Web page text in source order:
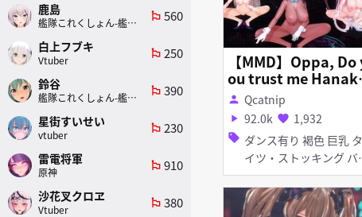
【MMD】Oppa, Do
ou trust me Hanako
xNonomixKarinxAsu
na
person Qcatnip
play_arrow 92.0k favorite 1,932
sell ダンス有り 褐色 巨乳 タ
イツ・ストッキング バニ
ーガール
鹿島
艦隊これくしょん-艦これ-
emoji_flags 560
白上フブキ
Vtuber
emoji_flags 250
鈴谷
艦隊これくしょん-艦これ-
emoji_flags 390
星街すいせい
vtuber
emoji_flags 230
雷電将軍
原神
emoji_flags 910
沙花叉クロヱ
Vtuber
emoji_flags 380